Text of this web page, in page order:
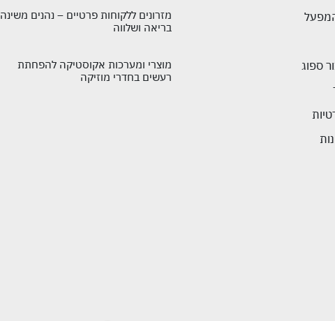
ספוג
מזרונים ללקוחות פרטיים – נהנים משינה
בריאה ושלווה
מוצרי ומערכות אקוסטיקה להפחתת
רעשים בחדרי מוזיקה